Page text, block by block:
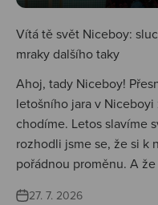
Vítá tě svět Niceboy:
mraky dalšího taky
Ahoj, tady Niceboy!
letošního jara v
chodíme. Letos slavíme
rozhodli jsme se, že si k
pořádnou proměnu. A
27. 7. 2026